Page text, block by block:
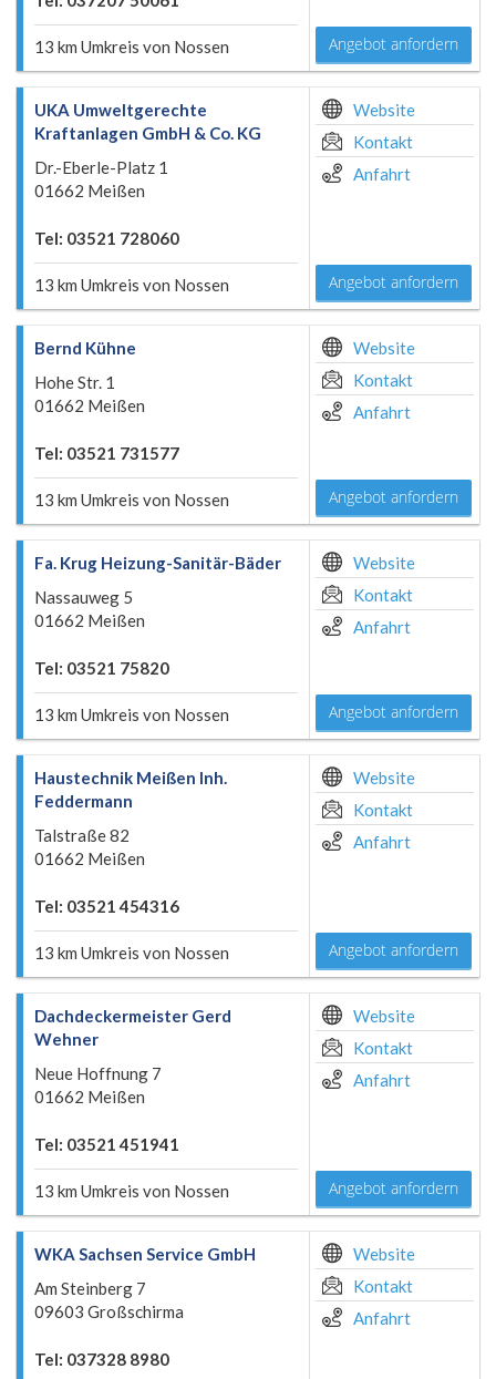
13 km Umkreis von Nossen Angebot anfordern
UKA Umweltgerechte
Kraftanlagen GmbH & Co. KG
Dr.-Eberle-Platz 1
01662 Meißen
Tel: 03521 728060
13 km Umkreis von Nossen
Website
Kontakt
Anfahrt
Angebot anfordern
Bernd Kühne
Hohe Str. 1
01662 Meißen
Tel: 03521 731577
13 km Umkreis von Nossen
Website
Kontakt
Anfahrt
Angebot anfordern
Fa. Krug Heizung-Sanitär-Bäder
Nassauweg 5
01662 Meißen
Tel: 03521 75820
13 km Umkreis von Nossen
Website
Kontakt
Anfahrt
Angebot anfordern
Haustechnik Meißen Inh.
Feddermann
Talstraße 82
01662 Meißen
Tel: 03521 454316
13 km Umkreis von Nossen
Website
Kontakt
Anfahrt
Angebot anfordern
Dachdeckermeister Gerd
Wehner
Neue Hoffnung 7
01662 Meißen
Tel: 03521 451941
13 km Umkreis von Nossen
Website
Kontakt
Anfahrt
Angebot anfordern
WKA Sachsen Service GmbH
Am Steinberg 7
09603 Großschirma
Tel: 037328 8980
Website
Kontakt
Anfahrt